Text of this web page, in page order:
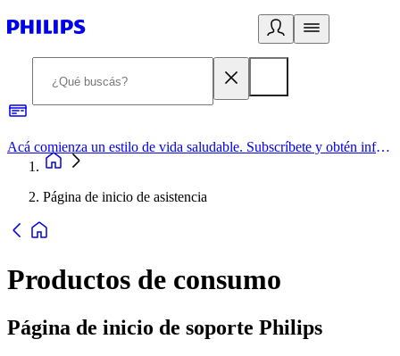
Acá comienza un estilo de vida saludable. Subscríbete y obtén información de primera mano
Página de inicio de asistencia
Productos de consumo
Página de inicio de soporte Philips